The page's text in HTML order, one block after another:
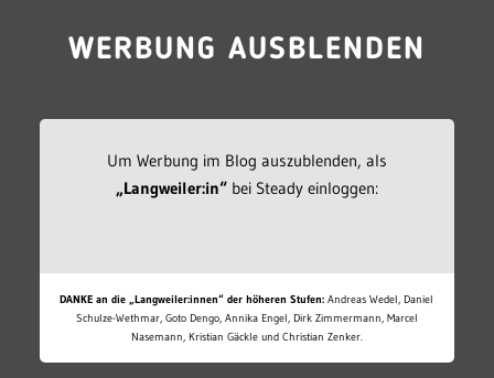
WERBUNG AUSBLENDEN
Um Werbung im Blog auszublenden, als
„Langweiler:in“bei Steady einloggen:
DANKE an die „Langweiler:innen“ der höheren Stufen: Andreas Wedel, Daniel
Schulze-Wethmar, Goto Dengo, Annika Engel, Dirk Zimmermann, Marcel
Nasemann, Kristian Gäckle und Christian Zenker.